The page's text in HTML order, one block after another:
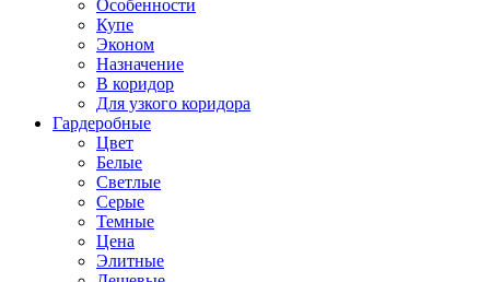
Особенности
Купе
Эконом
Назначение
В коридор
Для узкого коридора
Гардеробные
Цвет
Белые
Светлые
Серые
Темные
Цена
Элитные